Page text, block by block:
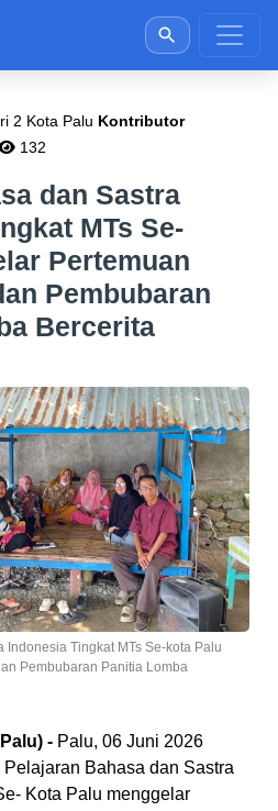
2 Kota Palu Kontributor
132
dan Sastra
MTs Se-
Pertemuan
Pembubaran
Bercerita
Indonesia Tingkat MTs Se-kota Palu
Pembubaran Panitia Lomba
- Palu, 06 Juni 2026
Bahasa dan Sastra
Kota Palu menggelar